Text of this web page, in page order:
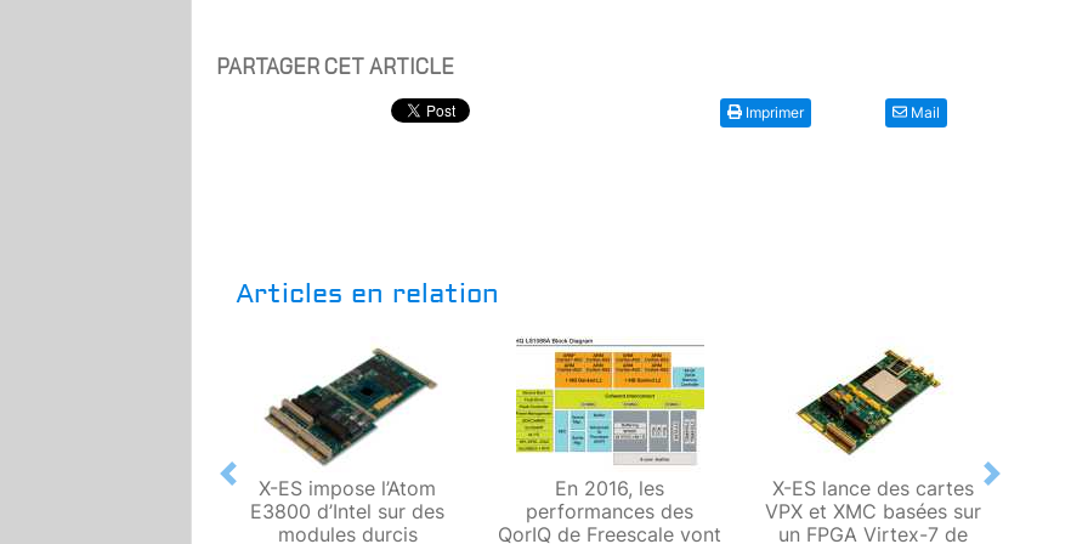
PARTAGER CET ARTICLE
Imprimer Mail
Articles en relation
X-ES impose l’Atom
E3800 d’Intel sur des
modules durcis
En 2016, les
performances des
QorIQ de Freescale vont
X-ES lance des cartes
VPX et XMC basées sur
un FPGA Virtex-7 de
Previous Next